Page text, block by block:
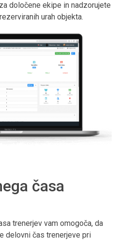
določene ekipe in nadzorujete
urah objekta.
časa
trenerjev vam omogoča, da
delovni čas trenerjeve pri